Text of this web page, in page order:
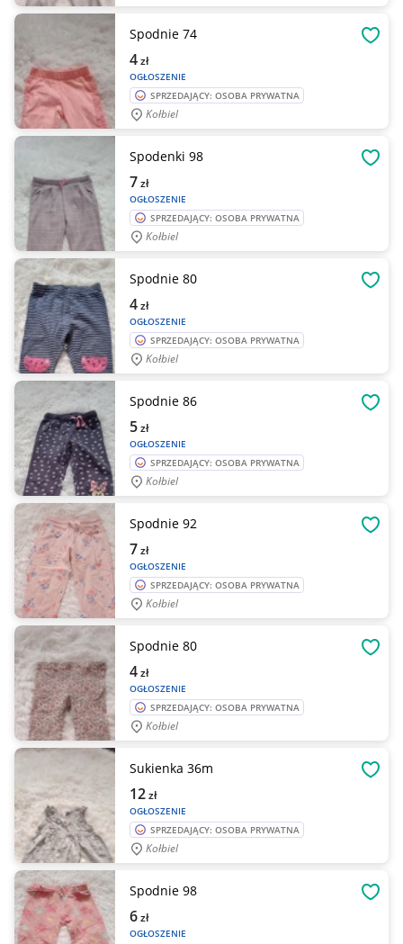
Spodnie 74
OGŁOSZENIE
4zł
SPRZEDAJĄCY: OSOBA PRYWATNA
Kołbiel
Spodenki 98
OGŁOSZENIE
7zł
SPRZEDAJĄCY: OSOBA PRYWATNA
Kołbiel
Spodnie 80
OGŁOSZENIE
4zł
SPRZEDAJĄCY: OSOBA PRYWATNA
Kołbiel
Spodnie 86
OGŁOSZENIE
5zł
SPRZEDAJĄCY: OSOBA PRYWATNA
Kołbiel
Spodnie 92
OGŁOSZENIE
7zł
SPRZEDAJĄCY: OSOBA PRYWATNA
Kołbiel
Spodnie 80
OGŁOSZENIE
4zł
SPRZEDAJĄCY: OSOBA PRYWATNA
Kołbiel
Sukienka 36m
OGŁOSZENIE
12zł
SPRZEDAJĄCY: OSOBA PRYWATNA
Kołbiel
Spodnie 98
OGŁOSZENIE
6zł